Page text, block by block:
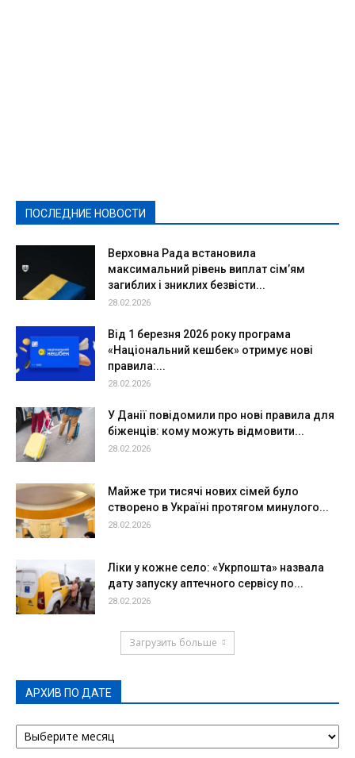
ПОСЛЕДНИЕ НОВОСТИ
Верховна Рада встановила
максимальний рівень виплат сім’ям
загиблих і зниклих безвісти...
28.02.2026
Від 1 березня 2026 року програма
«Національний кешбек» отримує нові
правила:...
28.02.2026
У Данії повідомили про нові правила для
біженців: кому можуть відмовити...
28.02.2026
Майже три тисячі нових сімей було
створено в Україні протягом минулого...
28.02.2026
Ліки у кожне село: «Укрпошта» назвала
дату запуску аптечного сервісу по...
28.02.2026
Загрузить больше
АРХИВ ПО ДАТЕ
АРХИВ
ПО